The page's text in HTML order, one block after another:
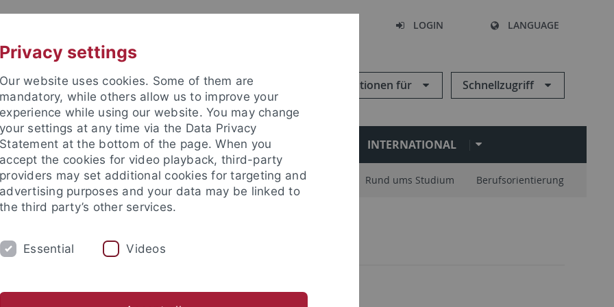
LOGIN LANGUAGE
Informationen für Schnellzugriff
FORSCHUNG EINRICHTUNGEN INTERNATIONAL
und Immatrikulation Beratung und Info Studienorganisation Rund ums Studium Berufsorientierung
Pharmazie
Privacy settings
Our website uses cookies. Some of them are
mandatory, while others allow us to improve your
experience while using our website. You may change
your settings at any time via the Data Privacy
Statement at the bottom of the page. When you
accept the cookies for video playback, third-party
providers may set additional cookies for targeting and
advertising purposes and your data may be linked to
the third party’s other services.
Essential Videos